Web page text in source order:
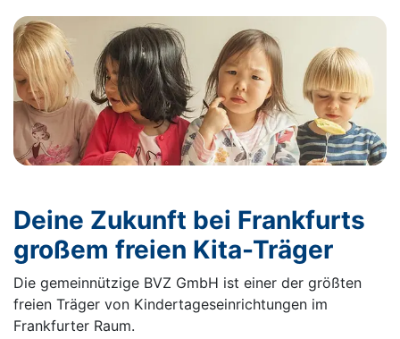
Deine Zukunft bei Frankfurts
großem freien Kita-Träger
Die gemeinnützige BVZ GmbH ist einer der größten
freien Träger von Kindertageseinrichtungen im
Frankfurter Raum.